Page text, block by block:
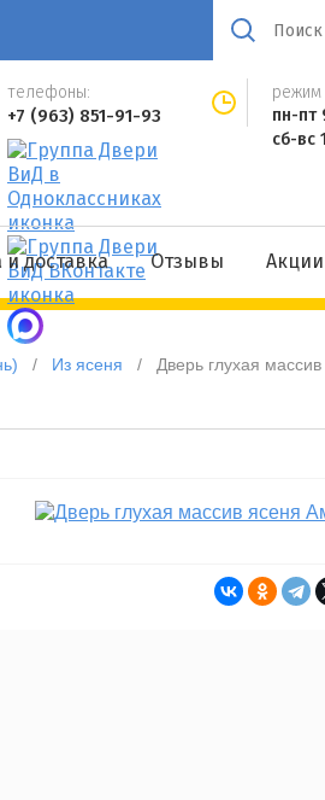
телефоны:
+7 (963) 851-91-93
режим
пн-пт
сб-вс
и доставка Отзывы Акции
   /
Из ясеня
   /
Дверь глухая